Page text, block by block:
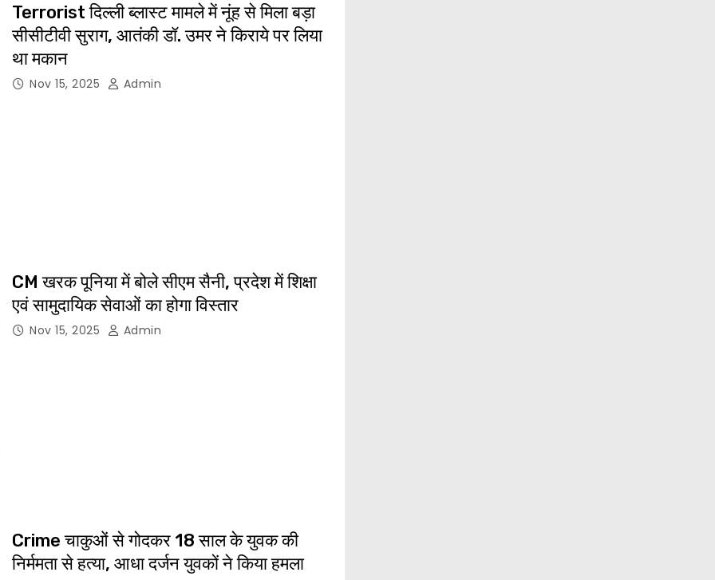
Terrorist दिल्ली ब्लास्ट मामले में नूंह से मिला बड़ा
सीसीटीवी सुराग, आतंकी डॉ. उमर ने किराये पर लिया
था मकान
Nov 15, 2025 Admin
CM खरक पूनिया में बोले सीएम सैनी, प्रदेश में शिक्षा
एवं सामुदायिक सेवाओं का होगा विस्तार
Nov 15, 2025 Admin
Crime चाकुओं से गोदकर 18 साल के युवक की
निर्ममता से हत्या, आधा दर्जन युवकों ने किया हमला